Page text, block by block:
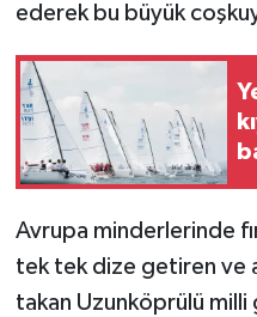
ederek bu büyük
Avrupa minderlerinde
tek tek dize getiren ve
takan Uzunköprülü milli